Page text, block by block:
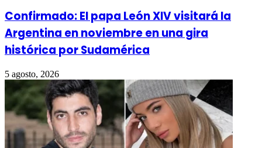
Confirmado: El papa León XIV visitará la
Argentina en noviembre en una gira
histórica por Sudamérica
5 agosto, 2026